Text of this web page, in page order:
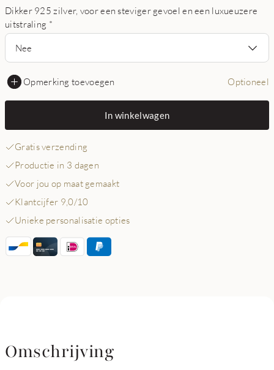
Dikker 925 zilver, voor een steviger gevoel en een luxueuzere
uitstraling *
Nee
Opmerking toevoegen Optioneel
In winkelwagen
Gratis verzending
Productie in 3 dagen
Voor jou op maat gemaakt
Klantcijfer 9,0/10
Unieke personalisatie opties
Omschrijving